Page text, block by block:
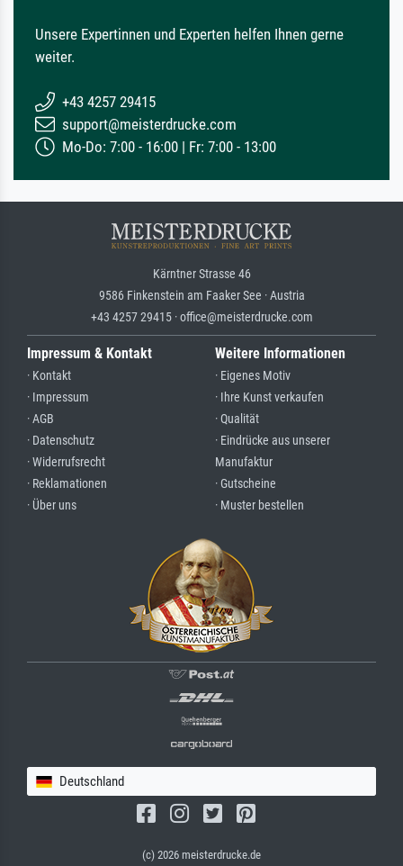
Unsere Expertinnen und Experten helfen Ihnen gerne
weiter.
+43 4257 29415
support@meisterdrucke.com
Mo-Do: 7:00 - 16:00 | Fr: 7:00 - 13:00
Kärntner Strasse 46
9586 Finkenstein am Faaker See · Austria
+43 4257 29415 · office@meisterdrucke.com
Impressum & Kontakt
· Kontakt
· Impressum
· AGB
· Datenschutz
· Widerrufsrecht
· Reklamationen
· Über uns
Weitere Informationen
· Eigenes Motiv
· Ihre Kunst verkaufen
· Qualität
· Eindrücke aus unserer
Manufaktur
· Gutscheine
· Muster bestellen
Deutschland
(c) 2026 meisterdrucke.de